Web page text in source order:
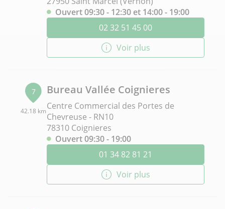
Ouvert 09:30 - 12:30 et 14:00 - 19:00
02 32 51 45 00
Voir plus
7
42.18 km
Bureau Vallée Coignieres
Centre Commercial des Portes de
Chevreuse - RN10
78310 Coignieres
Ouvert 09:30 - 19:00
01 34 82 81 21
Voir plus